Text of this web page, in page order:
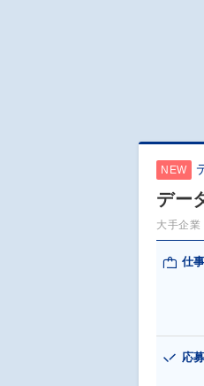
NEW
デー
大手企業
仕
応